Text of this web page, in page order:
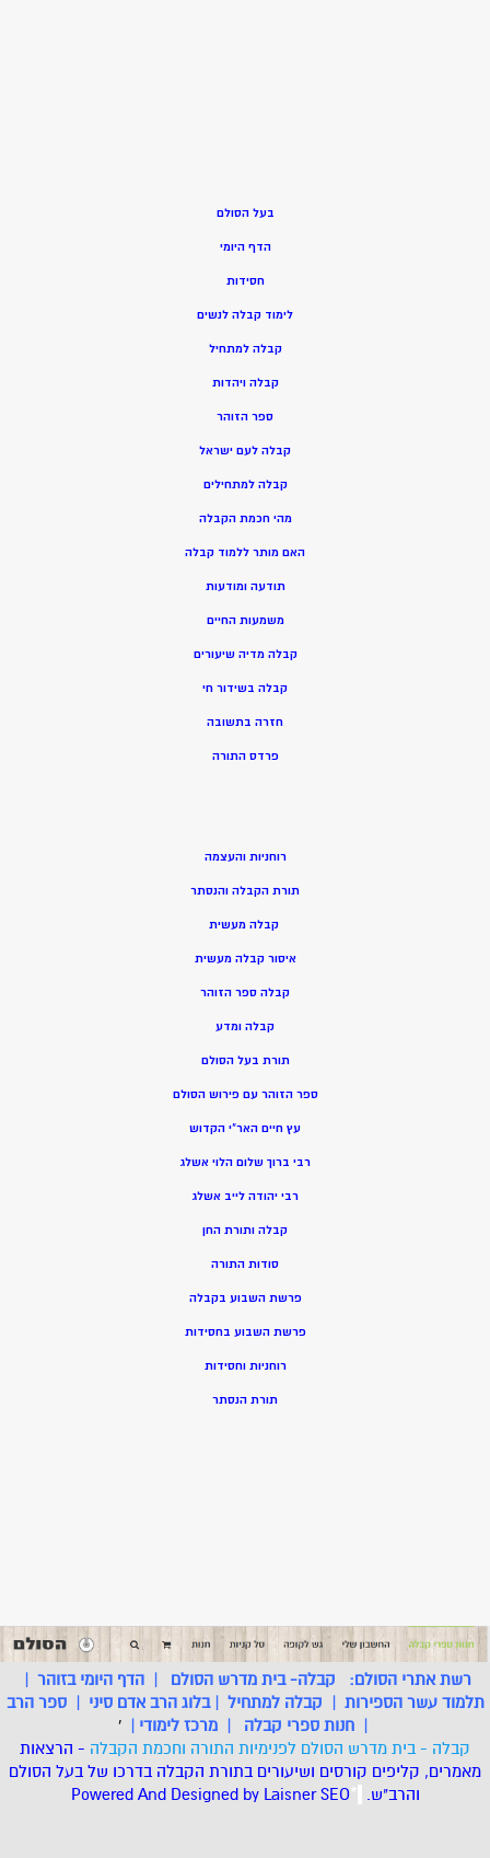
בעל הסולם
הדף היומי
חסידות
לימוד קבלה לנשים
קבלה למתחיל
קבלה ויהדות
ספר הזוהר
קבלה לעם ישראל
קבלה למתחילים
מהי חכמת הקבלה
האם מותר ללמוד קבלה
תודעה ומודעות
משמעות החיים
קבלה מדיה שיעורים
קבלה בשידור חי
חזרה בתשובה
פרדס התורה
רוחניות והעצמה
תורת הקבלה והנסתר
קבלה מעשית
איסור קבלה מעשית
קבלה ספר הזוהר
קבלה ומדע
תורת בעל הסולם
ספר הזוהר עם פירוש הסולם
עץ חיים האר”י הקדוש
רבי ברוך שלום הלוי אשלג
רבי יהודה לייב אשלג
קבלה ותורת החן
סודות התורה
פרשת השבוע בקבלה
פרשת השבוע בחסידות
רוחניות וחסידות
תורת הנסתר
רשת אתרי הסולם: קבלה- בית מדרש הסולם |הדף היומי בזוהר |
תלמוד עשר הספירות | קבלה למתחיל |בלוג הרב אדם סיני |ספר הרב
| חנות ספרי קבלה | מרכז לימודי |
'
קבלה - בית מדרש הסולם לפנימיות התורה וחכמת הקבלה - הרצאות
מאמרים, קליפים קורסים ושיעורים בתורת הקבלה בדרכו של בעל הסולם
והרב"ש. *
Powered And Designed by LaisnerSEO